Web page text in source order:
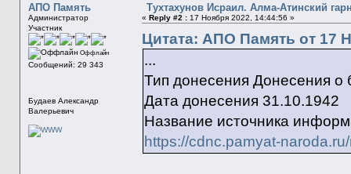
АПО Память
Администратор
Участник
Оффлайн
Сообщений: 29 343
Будаев Александр
Валерьевич
Тухтахунов Исраил. Алма-Атинский
« Reply #2 :17 Ноября 2022, 14:44:56 »
Цитата: АПО Память от 17
...
Тип донесения Донесения о
Дата донесения 31.10.1942
Название источника
https://cdnc.pamyat-